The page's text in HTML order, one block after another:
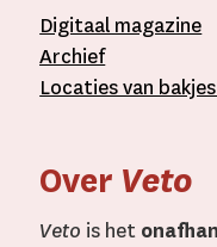
Digitaal magazine
Archief
Locaties van
Over Veto
Veto is het